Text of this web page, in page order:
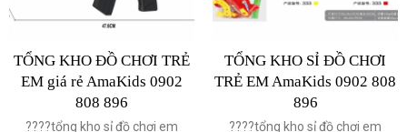
TỔNG KHO ĐỒ CHƠI TRẺ
EM giá rẻ AmaKids 0902
808 896
????️tổng kho sỉ đồ chơi em
TỔNG KHO SỈ ĐỒ CHƠI
TRẺ EM AmaKids 0902 808
896
????️tổng kho sỉ đồ chơi em